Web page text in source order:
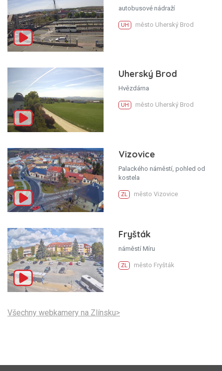
autobusové nádraží
UH město Uherský Brod
Uherský Brod
Hvězdárna
UH město Uherský Brod
Vizovice
Palackého náměstí, pohled od
kostela
ZL město Vizovice
Fryšták
náměstí Míru
ZL město Fryšták
Všechny webkamery na Zlínsku>